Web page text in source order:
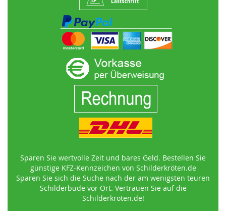
Sparen Sie wertvolle Zeit und bares Geld. Bestellen Sie
günstige KFZ-Kennzeichen von Schilderkröten.de
Sparen Sie sich die Suche nach der am wenigsten teuren
Schilderbude vor Ort. Vertrauen Sie auf die
Schilderkröten.de!